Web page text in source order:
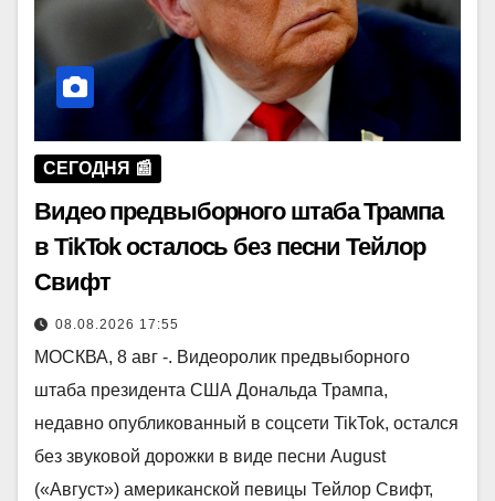
СЕГОДНЯ 📰
Видео предвыборного штаба Трампа
в TikTok осталось без песни Тейлор
Свифт
08.08.2026 17:55
МОСКВА, 8 авг -. Видеоролик предвыборного
штаба президента США Дональда Трампа,
недавно опубликованный в соцсети TikTok, остался
без звуковой дорожки в виде песни August
(«Август») американской певицы Тейлор Свифт,